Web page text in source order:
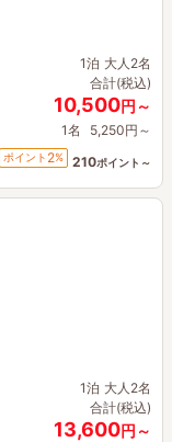
1泊 大人2名
合計(税込)
10,500円～
1名 5,250円～
ポイント 2% 210ポイント～
1泊 大人2名
合計(税込)
13,600円～